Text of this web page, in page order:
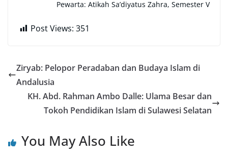
Pewarta: Atikah Sa’diyatus Zahra, Semester V
Post Views: 351
Ziryab: Pelopor Peradaban dan Budaya Islam di
Andalusia
KH. Abd. Rahman Ambo Dalle: Ulama Besar dan
Tokoh Pendidikan Islam di Sulawesi Selatan
You May Also Like